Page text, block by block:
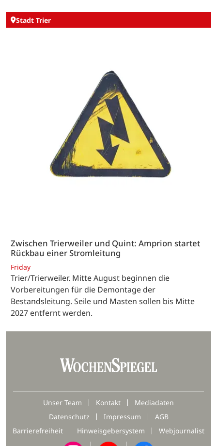
Stadt Trier
Zwischen Trierweiler und Quint: Amprion startet
Rückbau einer Stromleitung
Friday
Trier/Trierweiler. Mitte August beginnen die
Vorbereitungen für die Demontage der
Bestandsleitung. Seile und Masten sollen bis Mitte
2027 entfernt werden.
Unser Team Kontakt
Mediadaten
Datenschutz
Impressum
AGB
Barrierefreiheit
Hinweisgebersystem Webjournalist